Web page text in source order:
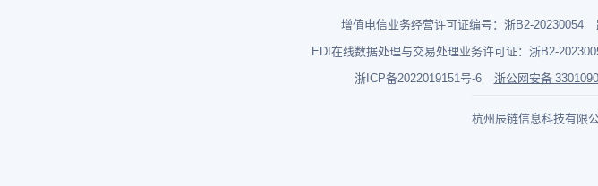
增值电信业务经营许可证编号：浙B2-20230054
EDI在线数据处理与交易处理业务许可证：浙B2-
浙ICP备2022019151号-6
浙公网安备
杭州辰链信息科技有限